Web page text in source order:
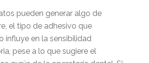
pueden generar algo de
el tipo de adhesivo que
influye en la sensibilidad
pese a lo que sugiere el